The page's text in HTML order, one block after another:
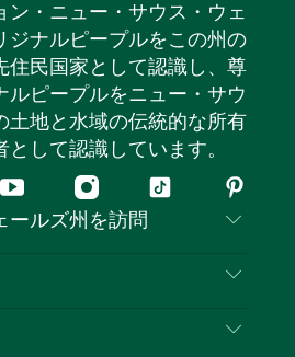
ン・ニュー・サウス・ウェ
ジナルピープルをこの州の
住民国家として認識し、尊
ルピープルをニュー・サウ
土地と水域の伝統的な所有
して認識しています。
ユ
ー
イ
ン
テ
ピ
ン
レ
ト
ールズ州を訪問